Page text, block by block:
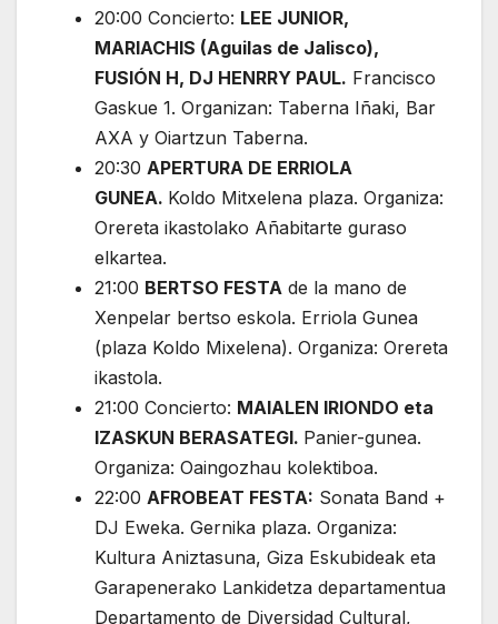
20:00 Concierto: LEE JUNIOR,
MARIACHIS (Aguilas de Jalisco),
FUSIÓN H, DJ HENRRY PAUL. Francisco
Gaskue 1. Organizan: Taberna Iñaki, Bar
AXA y Oiartzun Taberna.
20:30 APERTURA DE ERRIOLA
GUNEA. Koldo Mitxelena plaza. Organiza:
Orereta ikastolako Añabitarte guraso
elkartea.
21:00 BERTSO FESTA de la mano de
Xenpelar bertso eskola. Erriola Gunea
(plaza Koldo Mixelena). Organiza: Orereta
ikastola.
21:00 Concierto: MAIALEN IRIONDO eta
IZASKUN BERASATEGI. Panier-gunea.
Organiza: Oaingozhau kolektiboa.
22:00 AFROBEAT FESTA: Sonata Band +
DJ Eweka. Gernika plaza. Organiza:
Kultura Aniztasuna, Giza Eskubideak eta
Garapenerako Lankidetza departamentua
Departamento de Diversidad Cultural,